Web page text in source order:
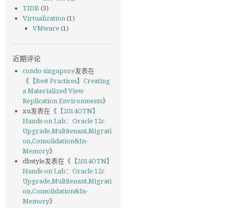
TIDB (3)
Virtualization (1)
VMware (1)
近期评论
condo singapore发表在
《 【Best Practices】Creating
a Materialized View
Replication Environments》
xu发表在《 【2014OTN】
Hands-on Lab：Oracle 12c
Upgrade,Multitenant,Migrati
on,Consolidation&In-
Memory》
dbstyle发表在《 【2014OTN】
Hands-on Lab：Oracle 12c
Upgrade,Multitenant,Migrati
on,Consolidation&In-
Memory》